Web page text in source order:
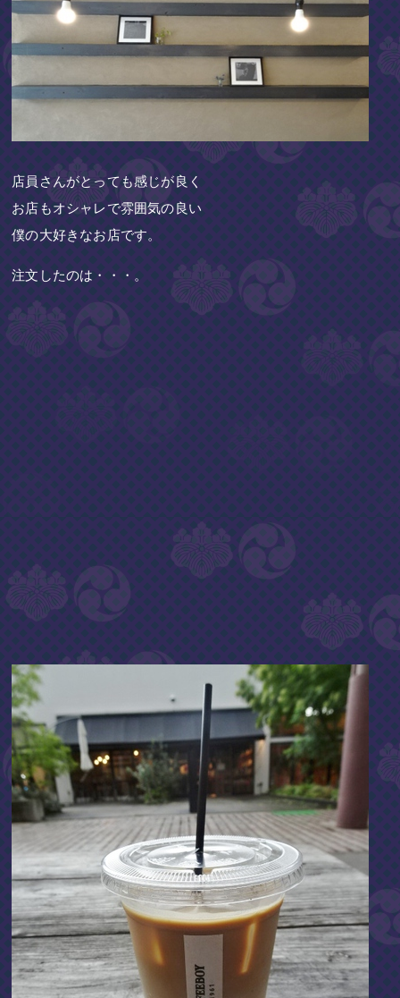
店員さんがとっても感じが良く
お店もオシャレで雰囲気の良い
僕の大好きなお店です。
注文したのは・・・。